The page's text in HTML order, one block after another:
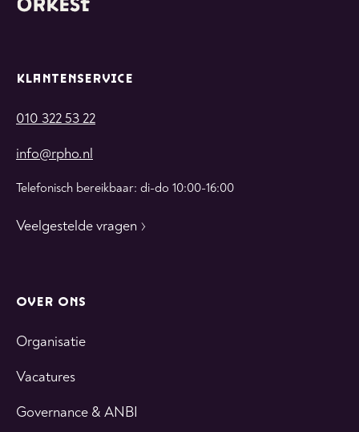
KLANTENSERVICE
010 322 53 22
info@rpho.nl
Telefonisch bereikbaar: di-do 10:00-16:00
Veelgestelde vragen
OVER ONS
Organisatie
Vacatures
Governance & ANBI